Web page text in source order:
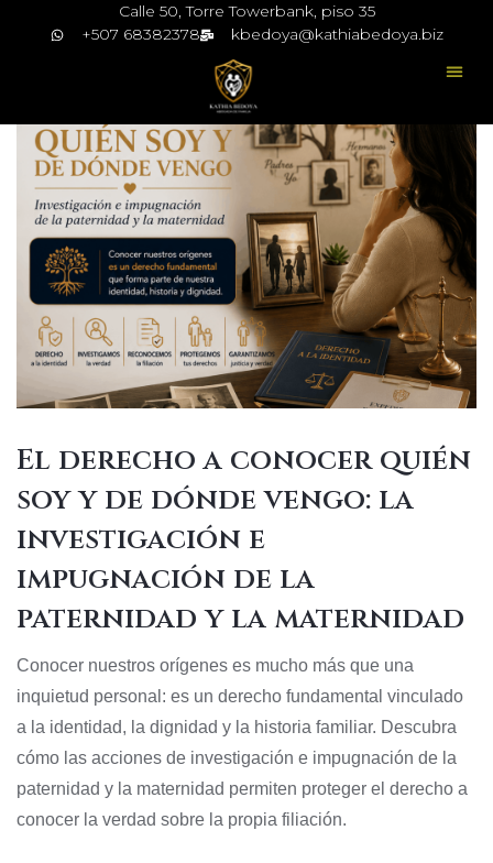
Calle 50, Torre Towerbank, piso 35
+507 68382378
kbedoya@kathiabedoya.biz
El derecho a conocer quién
soy y de dónde vengo: la
investigación e
impugnación de la
paternidad y la maternidad
Conocer nuestros orígenes es mucho más que una
inquietud personal: es un derecho fundamental vinculado
a la identidad, la dignidad y la historia familiar. Descubra
cómo las acciones de investigación e impugnación de la
paternidad y la maternidad permiten proteger el derecho a
conocer la verdad sobre la propia filiación.